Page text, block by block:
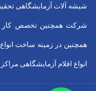
شیشه آلات آزمایشگاهی
شرکت همچنین تخصص کار
همچنین در زمینه ساخت
انواع اقلام آزمایشگاهی